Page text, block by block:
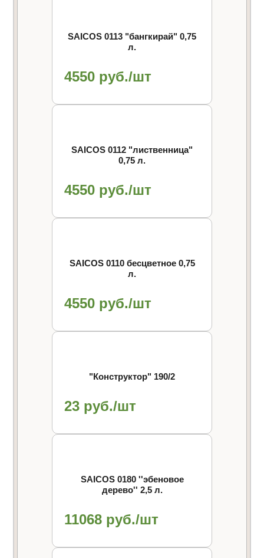
SAICOS 0113 "бангкирай" 0,75
л.
4550 руб./шт
SAICOS 0112 "лиственница"
0,75 л.
4550 руб./шт
SAICOS 0110 бесцветное 0,75
л.
4550 руб./шт
"Конструктор" 190/2
23 руб./шт
SAICOS 0180 ''эбеновое
дерево'' 2,5 л.
11068 руб./шт